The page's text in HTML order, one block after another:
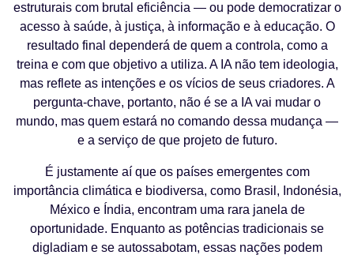
estruturais com brutal eficiência — ou pode democratizar o
acesso à saúde, à justiça, à informação e à educação. O
resultado final dependerá de quem a controla, como a
treina e com que objetivo a utiliza. A IA não tem ideologia,
mas reflete as intenções e os vícios de seus criadores. A
pergunta-chave, portanto, não é se a IA vai mudar o
mundo, mas quem estará no comando dessa mudança —
e a serviço de que projeto de futuro.
É justamente aí que os países emergentes com
importância climática e biodiversa, como Brasil, Indonésia,
México e Índia, encontram uma rara janela de
oportunidade. Enquanto as potências tradicionais se
digladiam e se autossabotam, essas nações podem